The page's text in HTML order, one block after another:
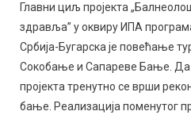
Главни циљ пројекта
здравља” у оквиру ИПА
Србија-Бугарска је повећање
Сокобање и Сапареве Бање. Да
пројекта тренутно се врши
бање. Реализација поменутог